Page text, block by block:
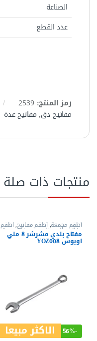
الصناعة
عدد القطع
رمز المنتج:2539
مفاتيح دق,مفاتيح عدة
منتجات ذات صلة
أطقم مجمعة,أطقم مفاتيح,اطقم
مفاتيح,العدد اليدوية,مفاتيح عدة,
مفاتيح عدة بلدي مشرشر مفتاح بلدي مشرشر 8 ملي
اويوس YOZ008
-
56% الاكثر مبيعا